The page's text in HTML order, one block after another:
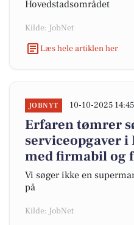
Hovedstadsområdet
Kilde: JobNet
Læs hele artiklen her
JOBNYT 10-10-2025 14:45
Erfaren tømrer
serviceopgaver
med firmabil og
Vi søger ikke en
på
Kilde: JobNet